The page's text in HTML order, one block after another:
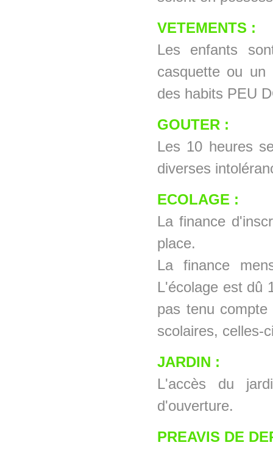
VETEMENTS :
Les enfants
casquette ou un
des habits PEU
GOUTER :
Les 10 heures
diverses
ECOLAGE :
La finance
place.
La finance
L'écolage est dû
pas tenu
scolaires, celles-
JARDIN :
L'accès du
d'ouverture.
PREAVIS DE